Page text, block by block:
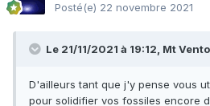
Posté(e) 22 novembre 2021
Le 21/11/2021 à 19:12, Mt
D'ailleurs tant que j'y pense vous
pour solidifier vos fossiles encore